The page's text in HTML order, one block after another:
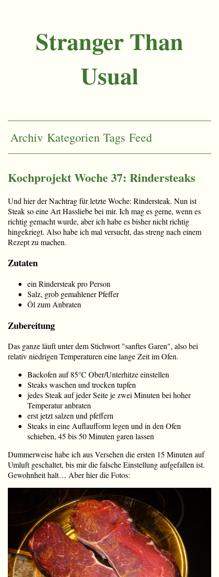
Stranger Than
Usual
Archiv Kategorien Tags Feed
Kochprojekt Woche 37: Rindersteaks
Und hier der Nachtrag für letzte Woche: Rindersteak. Nun ist
Steak so eine Art Hassliebe bei mir. Ich mag es gerne, wenn es
richtig gemacht wurde, aber ich habe es bisher nicht richtig
hingekriegt. Also habe ich mal versucht, das streng nach einem
Rezept zu machen.
Zutaten
ein Rindersteak pro Person
Salz, grob gemahlener Pfeffer
Öl zum Anbraten
Zubereitung
Das ganze läuft unter dem Stichwort "sanftes Garen", also bei
relativ niedrigen Temperaturen eine lange Zeit im Ofen.
Backofen auf 85°C Ober/Unterhitze einstellen
Steaks waschen und trocken tupfen
jedes Steak auf jeder Seite je zwei Minuten bei hoher
Temperatur anbraten
erst jetzt salzen und pfeffern
Steaks in eine Auflaufform legen und in den Ofen
schieben, 45 bis 50 Minuten garen lassen
Dummerweise habe ich aus Versehen die ersten 15 Minuten auf
Umluft geschaltet, bis mir die falsche Einstellung aufgefallen ist.
Gewohnheit halt… Aber hier die Fotos: